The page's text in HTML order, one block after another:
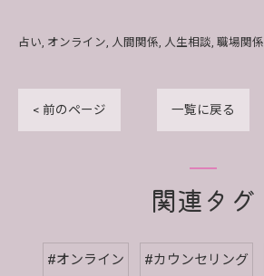
占い オンライン 人間関係 人生相談 職場関係
< 前のページ 一覧に戻る
関連タグ
#オンライン #カウンセリング